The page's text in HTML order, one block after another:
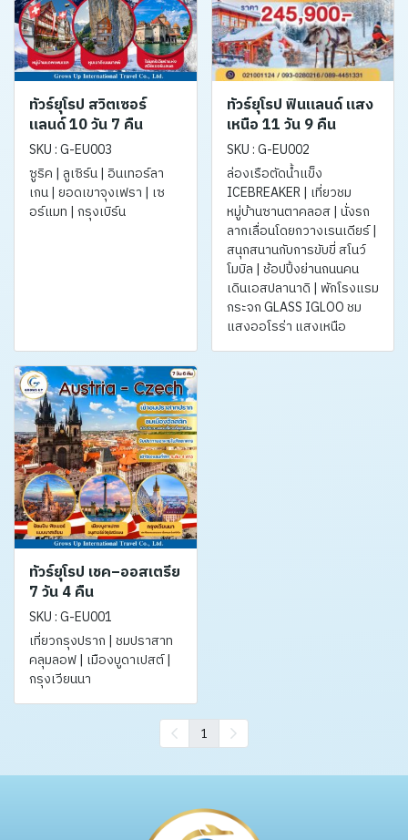
ทัวร์ยุโรป สวิตเซอร์
แลนด์ 10 วัน 7 คืน
SKU : G-EU003
ซูริค | ลูเซิร์น | อินเทอร์ลา
เกน | ยอดเขาจุงเฟรา | เซ
อร์แมท | กรุงเบิร์น
ทัวร์ยุโรป ฟินแลนด์ แสง
เหนือ 11 วัน 9 คืน
SKU : G-EU002
ล่องเรือตัดน้ำแข็ง
ICEBREAKER | เที่ยวชม
หมู่บ้านซานตาคลอส | นั่งรถ
ลากเลื่อนโดยกวางเรนเดียร์ |
สนุกสนานกับการขับขี่ สโนว์
โมบิล | ช้อปปิ้งย่านถนนคน
เดินเอสปลานาดิ | พักโรงแรม
กระจก GLASS IGLOO ชม
แสงออโรร่า แสงเหนือ
ทัวร์ยุโรป เชค–ออสเตรีย
7 วัน 4 คืน
SKU : G-EU001
เที่ยวกรุงปราก | ชมปราสาท
คลุมลอฟ | เมืองบูดาเปสต์ |
กรุงเวียนนา
1